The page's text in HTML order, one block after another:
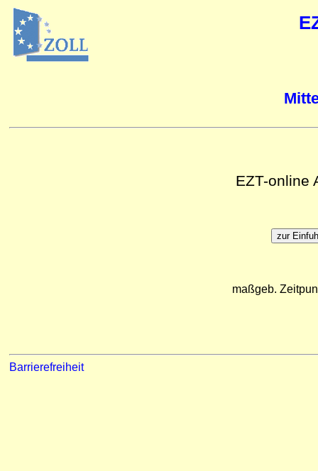
EZT-online
maßgeb.
Barrierefreiheit